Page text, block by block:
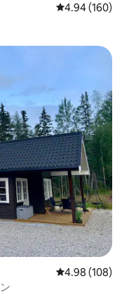
レビュー160
4.94 (160)
レビュー108
4.98 (108)